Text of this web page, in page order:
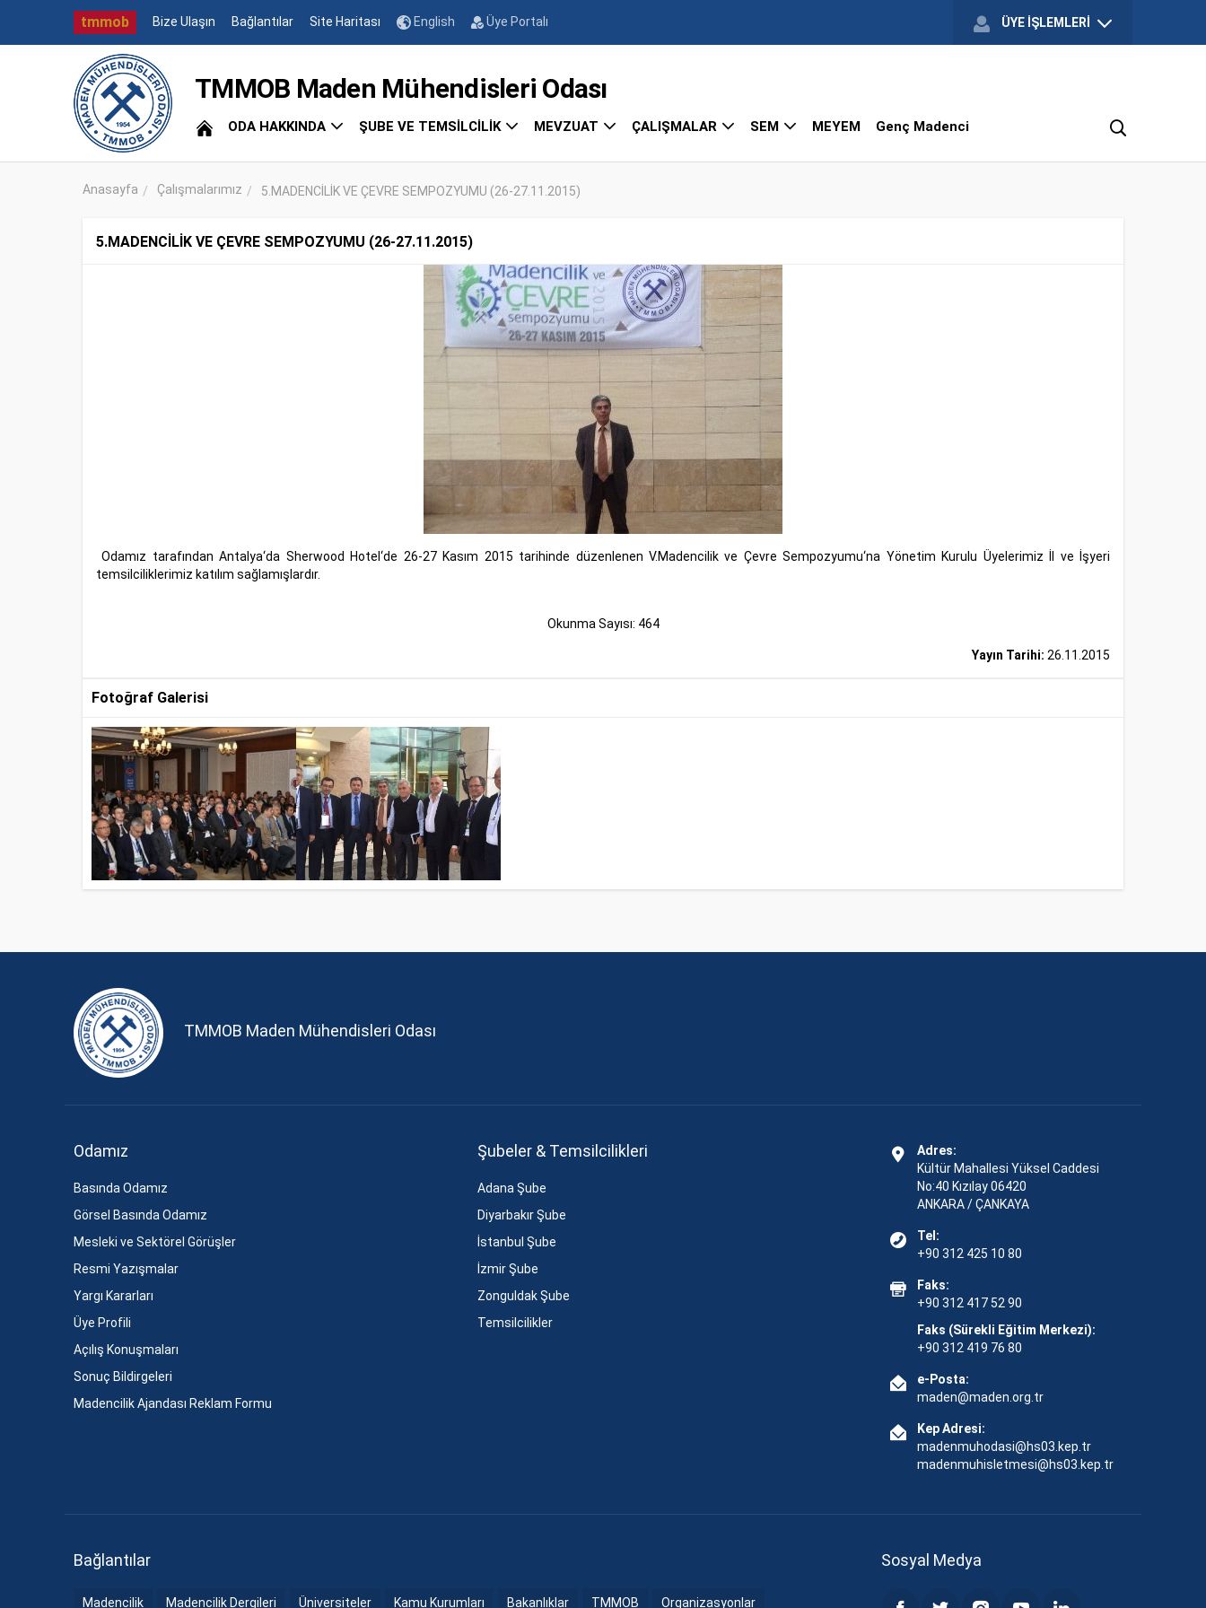
tmmob Bize Ulaşın Bağlantılar Site Haritası English Üye Portalı ÜYE İŞLEMLERİ
TMMOB Maden Mühendisleri Odası
ODA HAKKINDA ŞUBE VE TEMSİLCİLİK MEVZUAT ÇALIŞMALAR SEM MEYEM Genç Madenci
Anasayfa Çalışmalarımız 5.MADENCİLİK VE ÇEVRE SEMPOZYUMU (26-27.11.2015)
5.MADENCİLİK VE ÇEVRE SEMPOZYUMU (26-27.11.2015)
Odamız tarafından Antalya‘da Sherwood Hotel‘de 26-27 Kasım 2015 tarihinde düzenlenen V.Madencilik ve Çevre Sempozyumu‘na Yönetim Kurulu Üyelerimiz İl ve İşyeri
temsilciliklerimiz katılım sağlamışlardır.
Okunma Sayısı: 464
Yayın Tarihi: 26.11.2015
Fotoğraf Galerisi
TMMOB Maden Mühendisleri Odası
Odamız
Basında Odamız
Görsel Basında Odamız
Mesleki ve Sektörel Görüşler
Resmi Yazışmalar
Yargı Kararları
Üye Profili
Açılış Konuşmaları
Sonuç Bildirgeleri
Madencilik Ajandası Reklam Formu
Şubeler & Temsilcilikleri
Adana Şube
Diyarbakır Şube
İstanbul Şube
İzmir Şube
Zonguldak Şube
Temsilcilikler
Adres:
Kültür Mahallesi Yüksel Caddesi
No:40 Kızılay 06420
ANKARA / ÇANKAYA
Tel:
+90 312 425 10 80
Faks:
+90 312 417 52 90
Faks (Sürekli Eğitim Merkezi):
+90 312 419 76 80
e-Posta:
maden@maden.org.tr
Kep Adresi:
madenmuhodasi@hs03.kep.tr
madenmuhisletmesi@hs03.kep.tr
Bağlantılar
Madencilik Madencilik Dergileri Üniversiteler Kamu Kurumları Bakanlıklar TMMOB Organizasyonlar
Sosyal Medya